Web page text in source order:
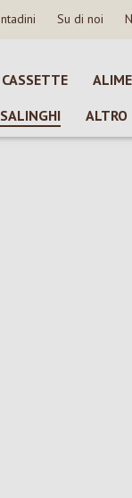
Su di noi
CASSETTE
ALTRO